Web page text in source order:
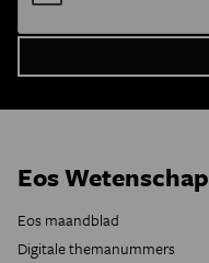
Eos Wetenschap
Eos maandblad
Digitale themanummers